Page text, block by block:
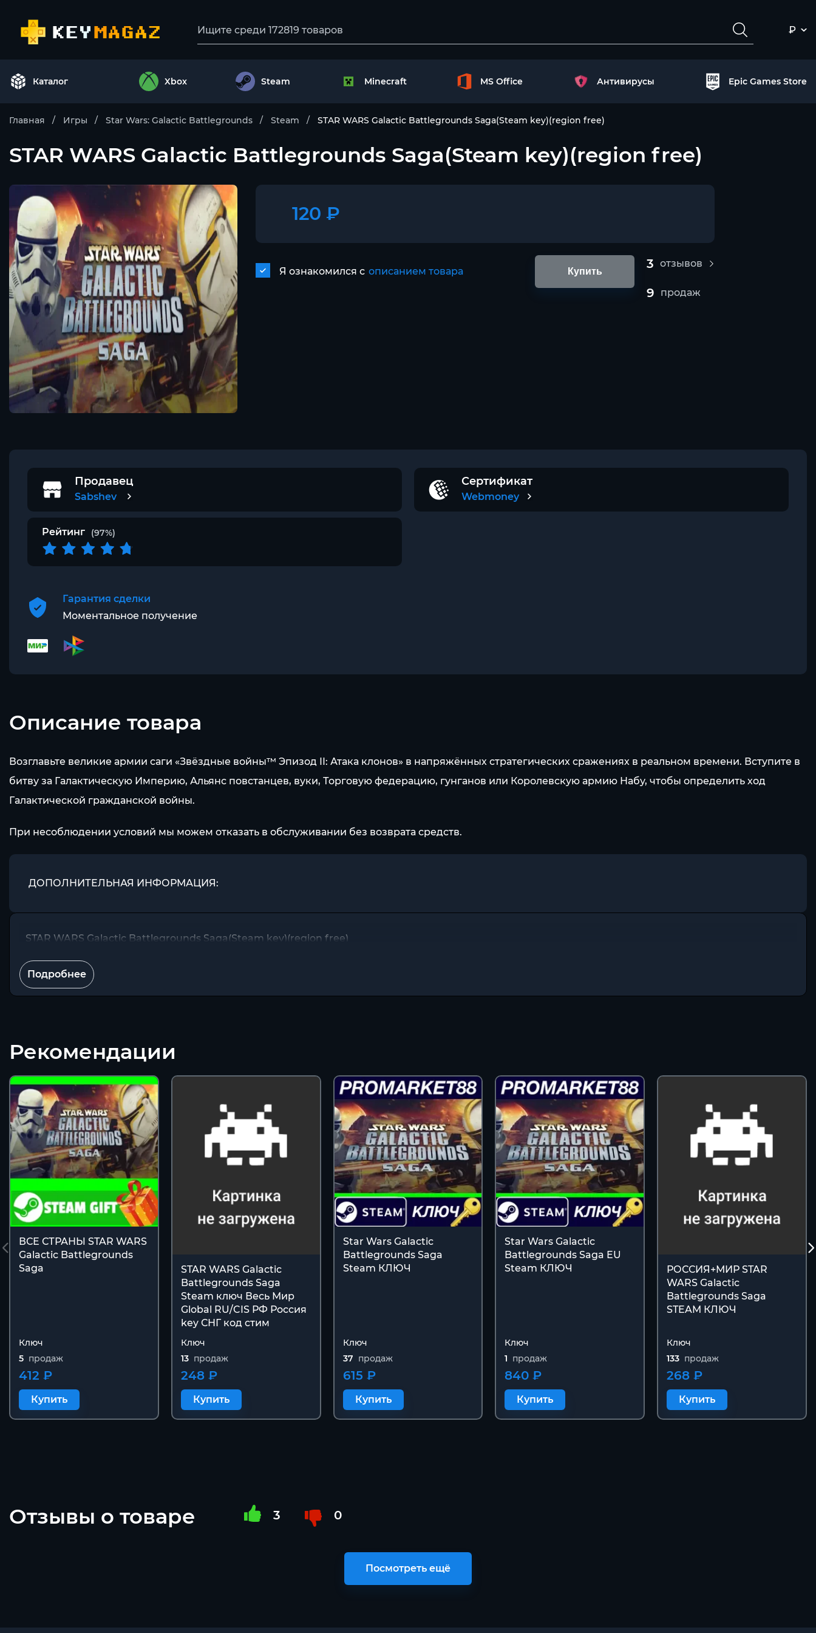
₽
Каталог Xbox Steam Minecraft MS Office Антивирусы Epic Games Store
Главная Игры Star Wars: Galactic Battlegrounds Steam STAR WARS Galactic Battlegrounds Saga(Steam key)(region free)
STAR WARS Galactic Battlegrounds Saga(Steam key)(region free)
120 ₽
Я ознакомился с описанием товара Купить
3 отзывов
9 продаж
Продавец
Sabshev
Сертификат
Webmoney
Рейтинг (97%)
Гарантия сделки
Моментальное получение
Описание товара
Возглавьте великие армии саги «Звёздные войны™ Эпизод II: Атака клонов» в напряжённых стратегических сражениях в реальном времени. Вступите в
битву за Галактическую Империю, Альянс повстанцев, вуки, Торговую федерацию, гунганов или Королевскую армию Набу, чтобы определить ход
Галактической гражданской войны.
При несоблюдении условий мы можем отказать в обслуживании без возврата средств.
ДОПОЛНИТЕЛЬНАЯ ИНФОРМАЦИЯ:
STAR WARS Galactic Battlegrounds Saga(Steam key)(region free)
Подробнее
Рекомендации
ВСЕ СТРАНЫ STAR WARS
Galactic Battlegrounds
Saga
Ключ
5 продаж
412 ₽
Купить
STAR WARS Galactic
Battlegrounds Saga
Steam ключ Весь Мир
Global RU/CIS РФ Россия
key СНГ код стим
Ключ
13 продаж
248 ₽
Купить
Star Wars Galactic
Battlegrounds Saga
Steam КЛЮЧ
Ключ
37 продаж
615 ₽
Купить
Star Wars Galactic
Battlegrounds Saga EU
Steam КЛЮЧ
Ключ
1 продаж
840 ₽
Купить
РОССИЯ+МИР STAR
WARS Galactic
Battlegrounds Saga
STEAM КЛЮЧ
Ключ
133 продаж
268 ₽
Купить
Отзывы о товаре 3 0
Посмотреть ещё